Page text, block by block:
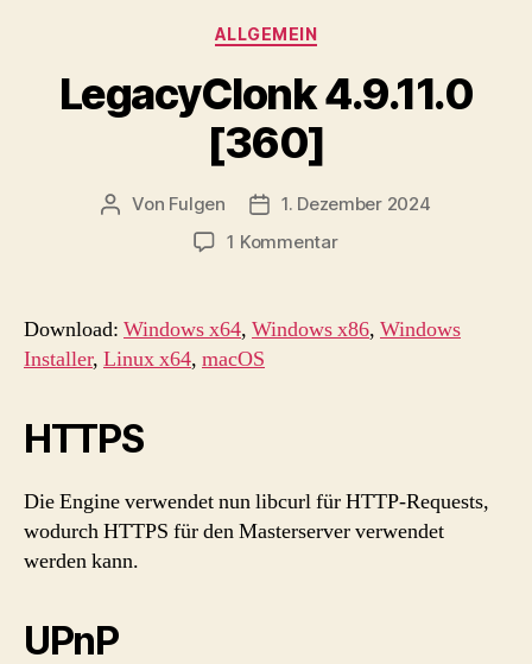
Kategorien
ALLGEMEIN
LegacyClonk 4.9.11.0
[360]
Beitragsautor
Von Fulgen Beitragsdatum
1. Dezember 2024
1 Kommentarzu
[360]
Download: Windows x64, Windows x86, Windows
Installer, Linux x64, macOS
HTTPS
Die Engine verwendet nun libcurl für HTTP-Requests,
wodurch HTTPS für den Masterserver verwendet
werden kann.
UPnP